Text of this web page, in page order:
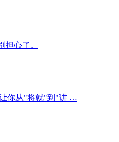
心了。
让你从"将就"到"讲 …